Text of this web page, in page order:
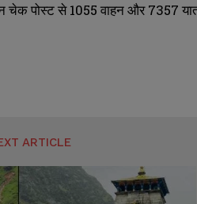
पोस्ट से 1055 वाहन और 7357
ARTICLE